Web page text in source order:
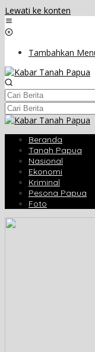
Lewati ke konten
Tambahkan
Beranda
Tanah Papua
Nasional
Ekonomi
Kriminal
Pesona Papua
Foto